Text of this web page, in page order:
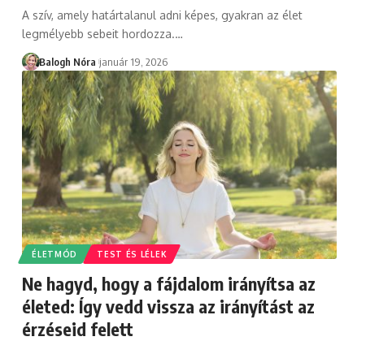
A szív, amely határtalanul adni képes, gyakran az élet
legmélyebb sebeit hordozza.…
Balogh Nóra január 19, 2026
ÉLETMÓD TEST ÉS LÉLEK
Ne hagyd, hogy a fájdalom irányítsa az
életed: Így vedd vissza az irányítást az
érzéseid felett